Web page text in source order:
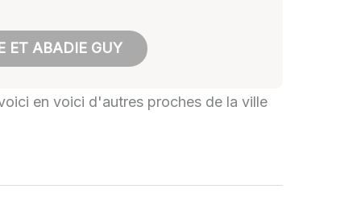
ET ABADIE GUY
en voici d'autres proches de la ville